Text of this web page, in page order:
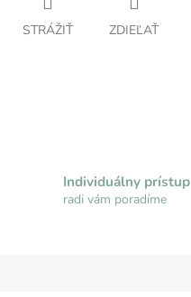
STRÁŽIŤ ZDIEĽAŤ
Individuálny prístup
radi vám poradíme